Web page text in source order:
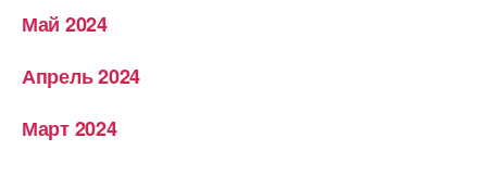
Май 2024
Апрель 2024
Март 2024